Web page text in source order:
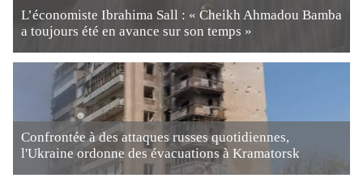
L’économiste Ibrahima Sall : « Cheikh Ahmadou Bamba
a toujours été en avance sur son temps »
Confrontée à des attaques russes quotidiennes,
l'Ukraine ordonne des évacuations à Kramatorsk